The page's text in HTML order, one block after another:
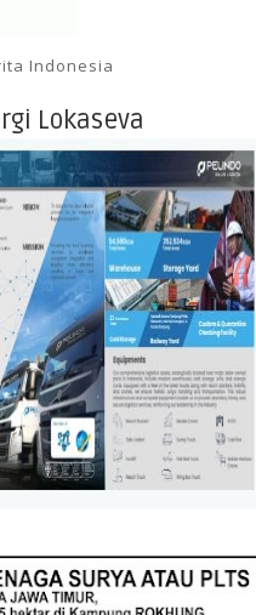
Indonesia
Lokaseva